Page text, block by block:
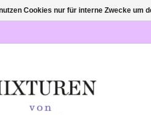
Cookies nur für interne Zwecke um